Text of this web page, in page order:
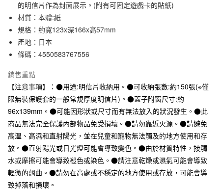
3 期 0 利率 每期NT$73
合作金庫商業銀行
華南商業銀行
上海商業儲蓄銀行
臺灣中小企業銀行
匯豐（台灣）商業銀行
聯邦商業銀行
元大商業銀行
永豐商業銀行
玉山商業銀行
星展（台灣）商業銀行
台新國際商業銀行
中國信託商業銀行
台灣樂天信用卡公司
超商取貨付款
LINE Pay
Apple Pay
街口支付
悠遊付
運送方式
全家取貨付款
每筆NT$65，滿NT$1,000(含以上)免運費
付款後全家取貨
每筆NT$65，滿NT$1,000(含以上)免運費
的明信片作為封面展示。(附有可固定遊戲卡的貼紙)
材質：本體:紙
規格：約寬123x深166x高57mm
產地：日本
條碼：4550583767556
銷售重點
【注意事項】：●用途:明信片收納用。●可收納張數:約150張(※僅
限無裝保護套的一般常規厚度明信片)。●蓋子附窗尺寸:約
96x139mm。●可能因形狀或尺寸而有無法放入的狀況發生。●此
商品無法完全保護內部物品免受損壞。●請勿靠近火源。●請避免
高溫、高濕和直射陽光，並在兒童和寵物無法觸及的地方使用和存
放。●直射陽光或日光燈可能會導致變色。●由於材質特性，接觸
水或摩擦可能會導致褪色或染色。●請注意乾燥或濕氣可能會導致
輕微的翹曲。●請勿在高處或不穩定的地方使用或存放，可能會導
致掉落和損壞。